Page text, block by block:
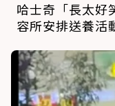
哈士奇「長太好
容所安排送養活